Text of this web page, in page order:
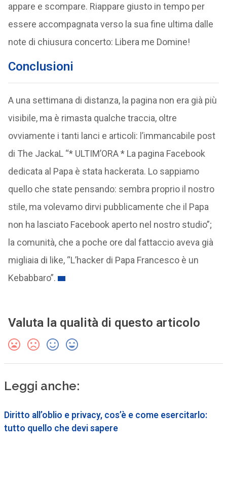
appare e scompare. Riappare giusto in tempo per
essere accompagnata verso la sua fine ultima dalle
note di chiusura concerto: Libera me Domine!
Conclusioni
A una settimana di distanza, la pagina non era già più
visibile, ma è rimasta qualche traccia, oltre
ovviamente i tanti lanci e articoli: l’immancabile post
di The JackaL “* ULTIM’ORA * La pagina Facebook
dedicata al Papa è stata hackerata. Lo sappiamo
quello che state pensando: sembra proprio il nostro
stile, ma volevamo dirvi pubblicamente che il Papa
non ha lasciato Facebook aperto nel nostro studio”;
la comunità, che a poche ore dal fattaccio aveva già
migliaia di like, “L’hacker di Papa Francesco è un
Kebabbaro”.
Valuta la qualità di questo articolo
Leggi anche:
Diritto all’oblio e privacy, cos’è e come esercitarlo:
tutto quello che devi sapere